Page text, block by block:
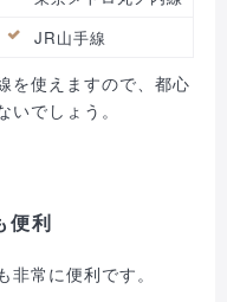
JR山手線
を使えますので、都心
でしょう。
便利
常に便利です。